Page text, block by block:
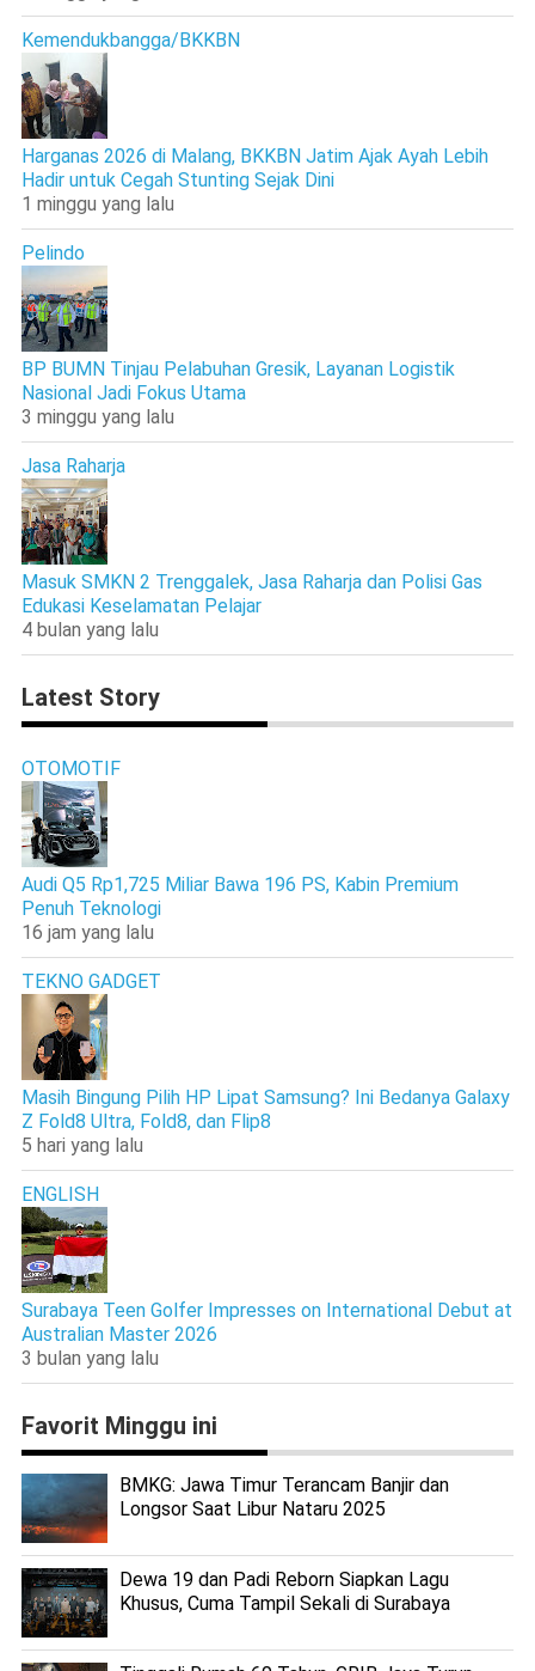
Kemendukbangga/BKKBN
Harganas 2026 di Malang, BKKBN Jatim Ajak Ayah Lebih
Hadir untuk Cegah Stunting Sejak Dini
1 minggu yang lalu
Pelindo
BP BUMN Tinjau Pelabuhan Gresik, Layanan Logistik
Nasional Jadi Fokus Utama
3 minggu yang lalu
Jasa Raharja
Masuk SMKN 2 Trenggalek, Jasa Raharja dan Polisi Gas
Edukasi Keselamatan Pelajar
4 bulan yang lalu
Latest Story
OTOMOTIF
Audi Q5 Rp1,725 Miliar Bawa 196 PS, Kabin Premium
Penuh Teknologi
16 jam yang lalu
TEKNO GADGET
Masih Bingung Pilih HP Lipat Samsung? Ini Bedanya Galaxy
Z Fold8 Ultra, Fold8, dan Flip8
5 hari yang lalu
ENGLISH
Surabaya Teen Golfer Impresses on International Debut at
Australian Master 2026
3 bulan yang lalu
Favorit Minggu ini
BMKG: Jawa Timur Terancam Banjir dan
Longsor Saat Libur Nataru 2025
Dewa 19 dan Padi Reborn Siapkan Lagu
Khusus, Cuma Tampil Sekali di Surabaya